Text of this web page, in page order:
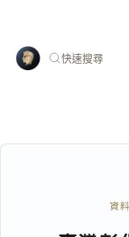
快速搜尋
資